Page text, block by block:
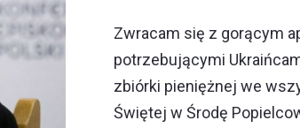
Zwracam się z gorącym
potrzebującymi
zbiórki pieniężnej we
Świętej w Środę